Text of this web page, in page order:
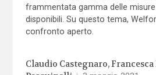
frammentata gamma delle
disponibili. Su questo tema,
confronto aperto.
Claudio Castegnaro